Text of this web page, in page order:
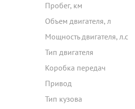
Пробег, км
Объем двигателя, л
Мощность двигателя, л.с
Тип двигателя
Коробка передач
Привод
Тип кузова